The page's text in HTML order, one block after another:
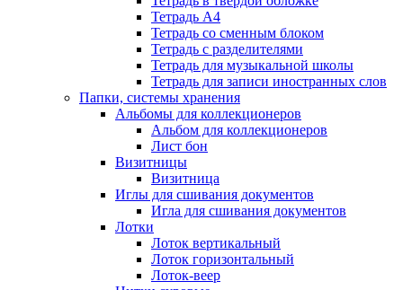
Тетрадь А4
Тетрадь со сменным блоком
Тетрадь с разделителями
Тетрадь для музыкальной школы
Тетрадь для записи иностранных слов
Папки, системы хранения
Альбомы для коллекционеров
Альбом для коллекционеров
Лист бон
Визитницы
Визитница
Иглы для сшивания документов
Игла для сшивания документов
Лотки
Лоток вертикальный
Лоток горизонтальный
Лоток-веер